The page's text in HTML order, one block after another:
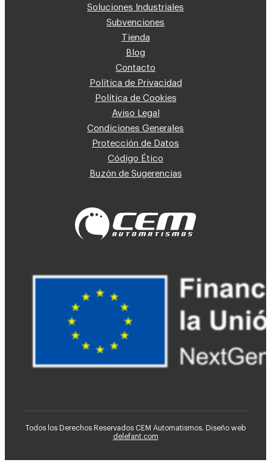
Soluciones Industriales
Subvenciones
Tienda
Blog
Contacto
Política de Privacidad
Política de Cookies
Aviso Legal
Condiciones Generales
Protección de Datos
Código Ético
Buzón de Sugerencias
Todos los Derechos Reservados CEM Automatismos. Diseño web
delefant.com